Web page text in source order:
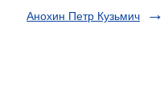
Анохин Петр Кузьмич